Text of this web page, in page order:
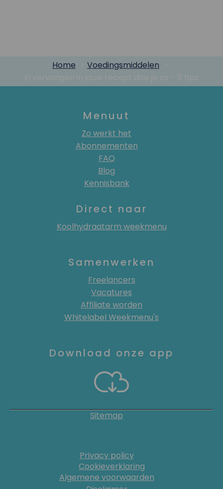
Home
Voedingsmiddelen
Menuut
Zo werkt het
Abonnementen
FAQ
Blog
Kennisbank
Direct naar
Koolhydraatarm weekmenu
Samenwerken
Freelancers
Vacatures
Affiliate worden
Whitelabel Weekmenu's
Download onze app
Sitemap
Privacy policy
Cookieverklaring
Algemene voorwaarden